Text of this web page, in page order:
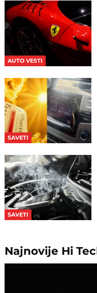
AUTO VESTI
SAVETI
SAVETI
Najnovije Hi